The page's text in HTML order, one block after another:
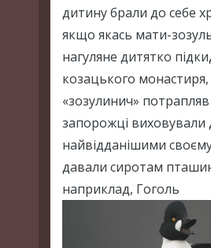
дитину брали до себе
якщо якась мати-
нагуляне дитятко
козацького монастиря,
«зозулинич» потрапляв
запорожці виховували
найвідданішими
давали сиротам
наприклад, Гоголь